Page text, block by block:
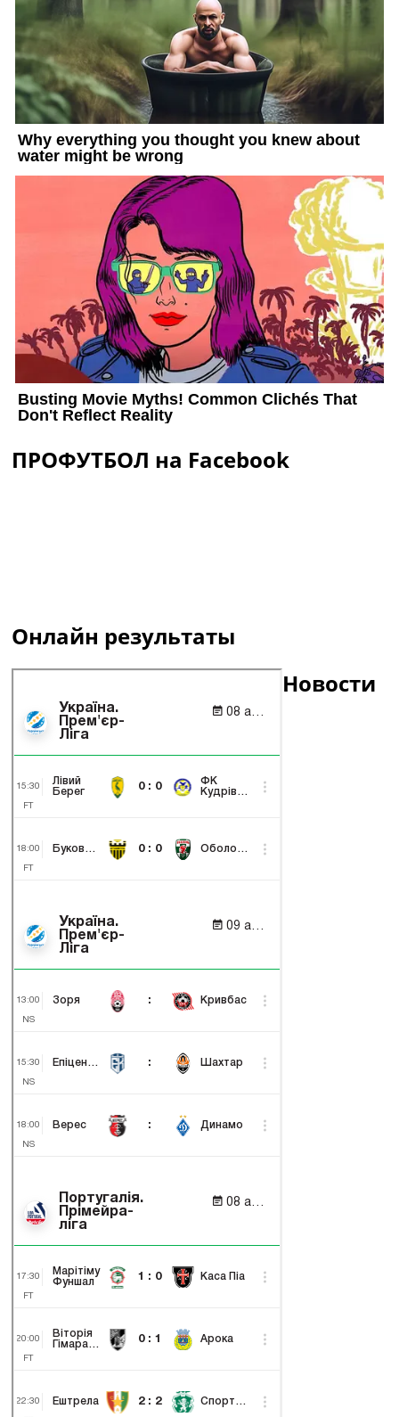
ПРОФУТБОЛ на Facebook
Онлайн результаты
Новости